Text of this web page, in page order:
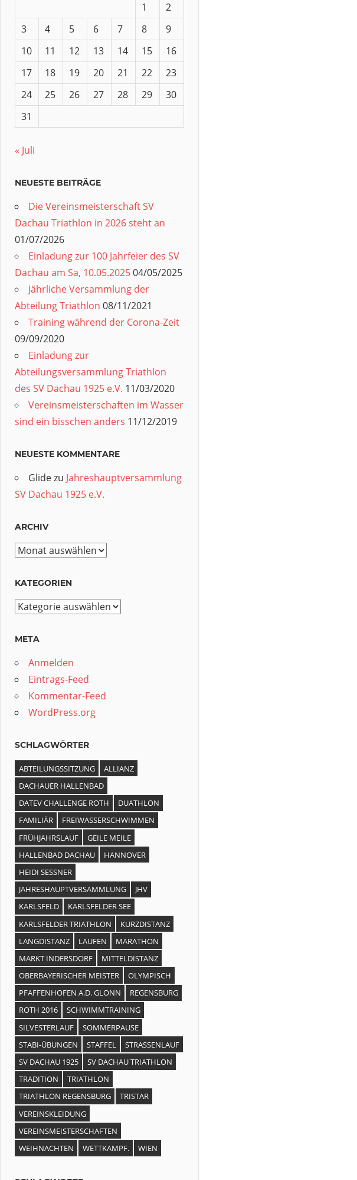
1
2
3
4 5 6 7 8
9
10
11 12 13 14 15
16
17
18 19 20 21 22
23
24
25 26 27 28 29
30
31
« Juli
NEUESTE BEITRÄGE
Die Vereinsmeisterschaft SV
Dachau Triathlon in 2026 steht an
01/07/2026
Einladung zur 100 Jahrfeier des SV
Dachau am Sa, 10.05.202504/05/2025
Jährliche Versammlung der
Abteilung Triathlon 08/11/2021
Training während der Corona-Zeit
09/09/2020
Einladung zur
Abteilungsversammlung Triathlon
des SV Dachau 1925 e.V. 11/03/2020
Vereinsmeisterschaften im Wasser
sind ein bisschen anders 11/12/2019
NEUESTE KOMMENTARE
Glidezu Jahreshauptversammlung
SV Dachau 1925 e.V.
ARCHIV
Archiv
KATEGORIEN
Kategorien
META
Anmelden
Eintrags-Feed
Kommentar-Feed
WordPress.org
SCHLAGWÖRTER
ABTEILUNGSSITZUNG
ALLIANZ
DACHAUER HALLENBAD
DATEV CHALLENGE ROTH
DUATHLON
FAMILIÄR
FREIWASSERSCHWIMMEN
FRÜHJAHRSLAUF
GEILE MEILE
HALLENBAD DACHAU
HANNOVER
HEIDI SESSNER
JAHRESHAUPTVERSAMMLUNG
JHV
KARLSFELD
KARLSFELDER SEE
KARLSFELDER TRIATHLON
KURZDISTANZ
LANGDISTANZ
LAUFEN
MARATHON
MARKT INDERSDORF
MITTELDISTANZ
OBERBAYERISCHER MEISTER
OLYMPISCH
PFAFFENHOFEN A.D. GLONN
REGENSBURG
ROTH 2016
SCHWIMMTRAINING
SILVESTERLAUF
SOMMERPAUSE
STABI-ÜBUNGEN
STAFFEL
STRASSENLAUF
SV DACHAU 1925
SV DACHAU TRIATHLON
TRADITION
TRIATHLON
TRIATHLON REGENSBURG
TRISTAR
VEREINSKLEIDUNG
VEREINSMEISTERSCHAFTEN
WEIHNACHTEN
WETTKAMPF. WIEN